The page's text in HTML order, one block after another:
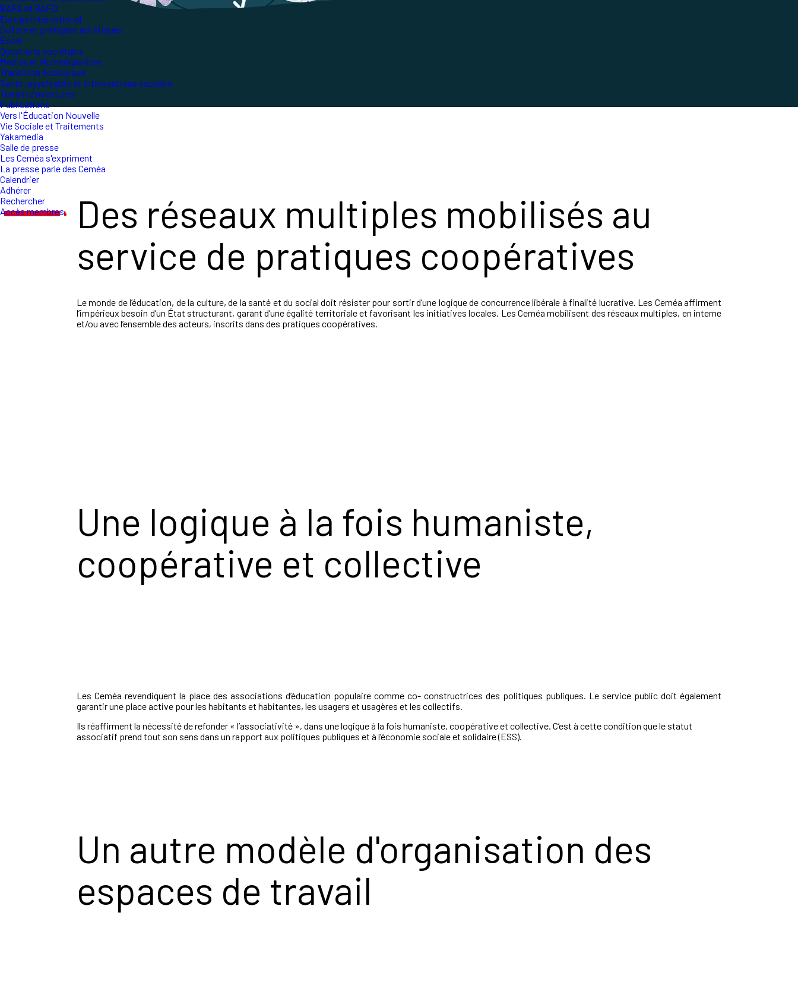
BAFA et BAFD
Europe international
Culture et pratiques artistiques
École
Questions sociétales
Médias et Numérique libre
Transition écologique
Santé, psychiatrie et interventions sociales
Terrain d'aventures
Publications
Vers l'Éducation Nouvelle
Vie Sociale et Traitements
Yakamedia
Salle de presse
Les Ceméa s'expriment
La presse parle des Ceméa
Calendrier
Adhérer
Rechercher
Accès membres
Des réseaux multiples mobilisés au
service de pratiques coopératives
Le monde de l’éducation, de la culture, de la santé et du social doit résister pour sortir d’une logique de concurrence libérale à finalité lucrative. Les Ceméa affirment
l’impérieux besoin d’un État structurant, garant d’une égalité territoriale et favorisant les initiatives locales. Les Ceméa mobilisent des réseaux multiples, en interne
et/ou avec l’ensemble des acteurs, inscrits dans des pratiques coopératives.
Une logique à la fois humaniste,
coopérative et collective
Les Ceméa revendiquent la place des associations d’éducation populaire comme co- constructrices des politiques publiques. Le service public doit également
garantir une place active pour les habitants et habitantes, les usagers et usagères et les collectifs.
Ils réaffirment la nécessité de refonder « l’associativité », dans une logique à la fois humaniste, coopérative et collective. C’est à cette condition que le statut
associatif prend tout son sens dans un rapport aux politiques publiques et à l’économie sociale et solidaire (ESS).
Un autre modèle d'organisation des
espaces de travail